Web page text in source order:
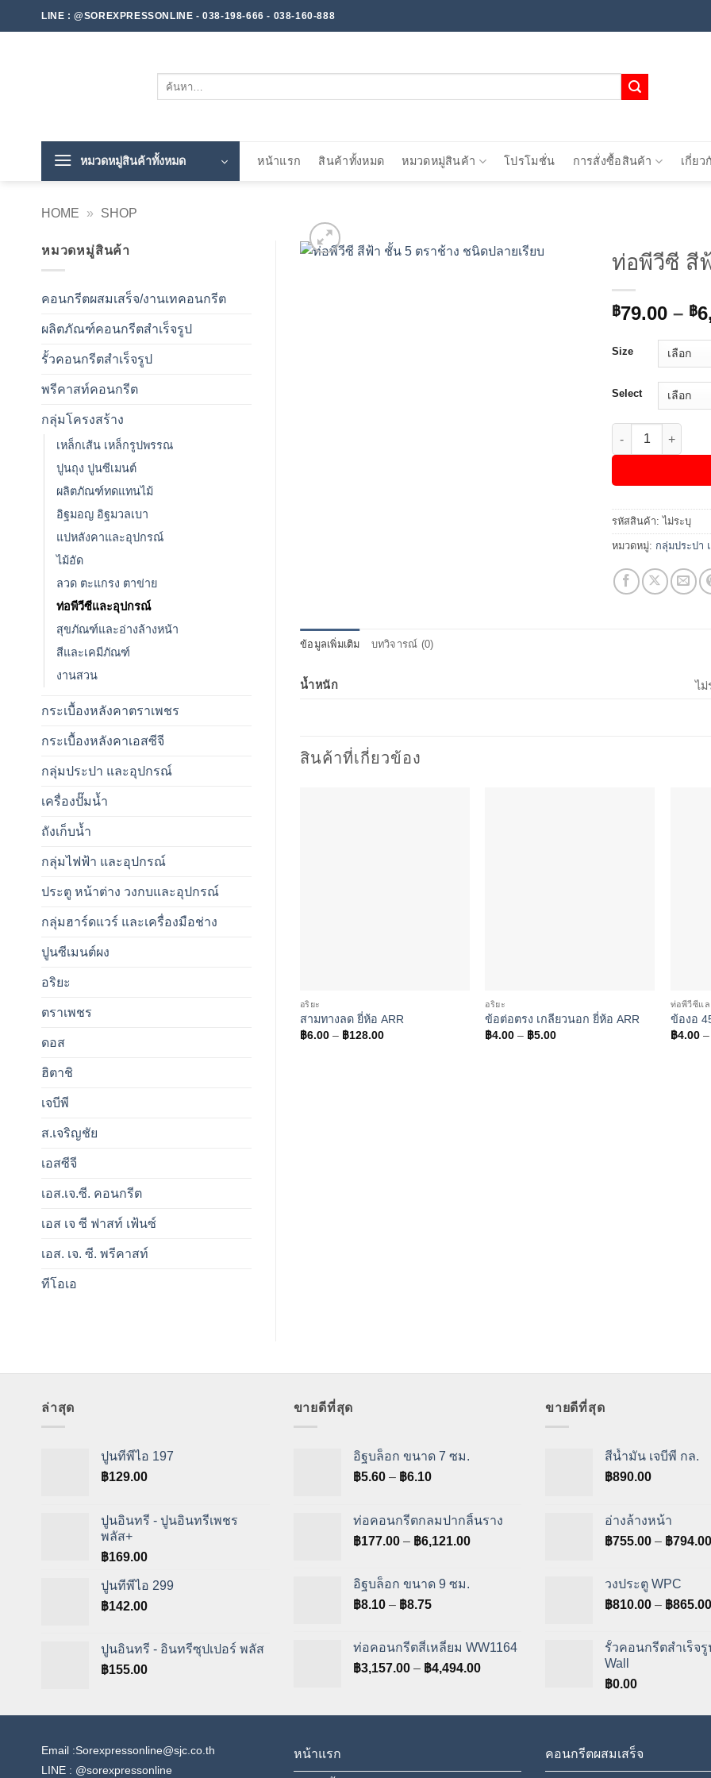
ไป
LINE : @SOREXPRESSONLINE - 038-198-666 - 038-160-888
ค้นหา:
หมวดหมู่สินค้าทั้งหมด หน้าแรก สินค้าทั้งหมด หมวดหมู่สินค้า โปรโมชั่น การสั่งซื้อสินค้า เกี่ยว
HOME » SHOP
หมวดหมู่สินค้า
คอนกรีตผสมเสร็จ/งานเทคอนกรีต
ผลิตภัณฑ์คอนกรีตสำเร็จรูป
รั้วคอนกรีตสำเร็จรูป
พรีคาสท์คอนกรีต
กลุ่มโครงสร้าง
เหล็กเส้น เหล็กรูปพรรณ
ปูนถุง ปูนซีเมนต์
ผลิตภัณฑ์ทดแทนไม้
อิฐมอญ อิฐมวลเบา
แปหลังคาและอุปกรณ์
ไม้อัด
ลวด ตะแกรง ตาข่าย
ท่อพีวีซีและอุปกรณ์
สุขภัณฑ์และอ่างล้างหน้า
สีและเคมีภัณฑ์
งานสวน
กระเบื้องหลังคาตราเพชร
กระเบื้องหลังคาเอสซีจี
กลุ่มประปา และอุปกรณ์
เครื่องปั๊มน้ำ
ถังเก็บน้ำ
กลุ่มไฟฟ้า และอุปกรณ์
ประตู หน้าต่าง วงกบและอุปกรณ์
กลุ่มฮาร์ดแวร์ และเครื่องมือช่าง
ปูนซีเมนต์ผง
อริยะ
ตราเพชร
ดอส
ฮิตาชิ
เจบีพี
ส.เจริญชัย
เอสซีจี
เอส.เจ.ซี. คอนกรีต
เอส เจ ซี ฟาสท์ เฟ้นซ์
เอส. เจ. ซี. พรีคาสท์
ทีโอเอ
ท่อพีวีซี สี
฿79.00 – ฿
Size
Select
จำนวน ท่อพีวีซี สีฟ้
รหัสสินค้า:ไม่ระบุ
หมวดหมู่: กลุ่มประปา
ข้อมูลเพิ่มเติม บทวิจารณ์ (0)
น้ำหนัก ไม่
สินค้าที่เกี่ยวข้อง
อริยะ
สามทางลด ยี่ห้อ ARR
฿6.00 – ฿128.00Price
อริยะ
ข้อต่อตรง เกลียวนอก ยี่ห้อ ARR
฿4.00 – ฿5.00Price
ท่อพีวีซีแ
ข้องอ
฿4.00 –
ล่าสุด
ปูนทีพีไอ 197
฿129.00
ปูนอินทรี - ปูนอินทรีเพชร
พลัส+
฿169.00
ปูนทีพีไอ 299
฿142.00
ปูนอินทรี - อินทรีซุปเปอร์ พลัส
฿155.00
ขายดีที่สุด
อิฐบล็อก ขนาด 7 ซม.
฿5.60 – ฿6.10Price
through
฿6.10
ท่อคอนกรีตกลมปากลิ้นราง
฿177.00 – ฿6,121.00Price
อิฐบล็อก ขนาด 9 ซม.
฿8.10 – ฿8.75Price
฿8.10
through
฿8.75
ท่อคอนกรีตสี่เหลี่ยม WW1164
฿3,157.00 – ฿4,494.00Price
through
ขายดีที่สุด
สีน้ำมัน เจบีพี กล.
฿890.00
อ่างล้างหน้า
฿755.00 – ฿794.00
วงประตู WPC
฿810.00 – ฿865.00
รั้วคอนกรีตสำเร็จรู
Wall
฿0.00
Email :Sorexpressonline@sjc.co.th
LINE : @sorexpressonline
หน้าแรก คอนกรีตผสมเสร็จ